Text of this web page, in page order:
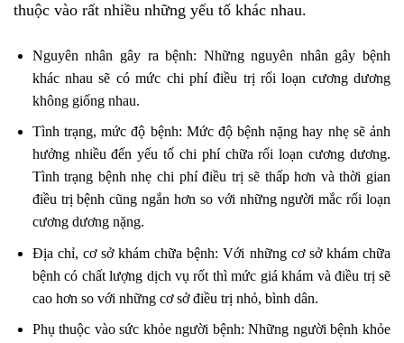
thuộc vào rất nhiều những yếu tố khác nhau.
Nguyên nhân gây ra bệnh: Những nguyên nhân gây bệnh
khác nhau sẽ có mức chi phí điều trị rối loạn cương dương
không giống nhau.
Tình trạng, mức độ bệnh: Mức độ bệnh nặng hay nhẹ sẽ ảnh
hưởng nhiều đến yếu tố chi phí chữa rối loạn cương dương.
Tình trạng bệnh nhẹ chi phí điều trị sẽ thấp hơn và thời gian
điều trị bệnh cũng ngắn hơn so với những người mắc rối loạn
cương dương nặng.
Địa chỉ, cơ sở khám chữa bệnh: Với những cơ sở khám chữa
bệnh có chất lượng dịch vụ rốt thì mức giá khám và điều trị sẽ
cao hơn so với những cơ sở điều trị nhỏ, bình dân.
Phụ thuộc vào sức khỏe người bệnh: Những người bệnh khỏe